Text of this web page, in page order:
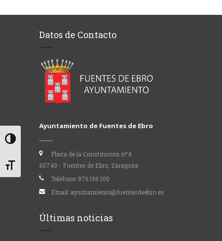
Alternar alto contraste
Alternar tamaño de letra
Datos de Contacto
Ayuntamiento de Fuentes de Ebro
Plaza de la Constitución nº4
50740 - Fuentes de Ebro, Zaragoza
Teléfono: 976 169 100
Email: ayuntamiento@fuentesdeebro.es
Últimas noticias